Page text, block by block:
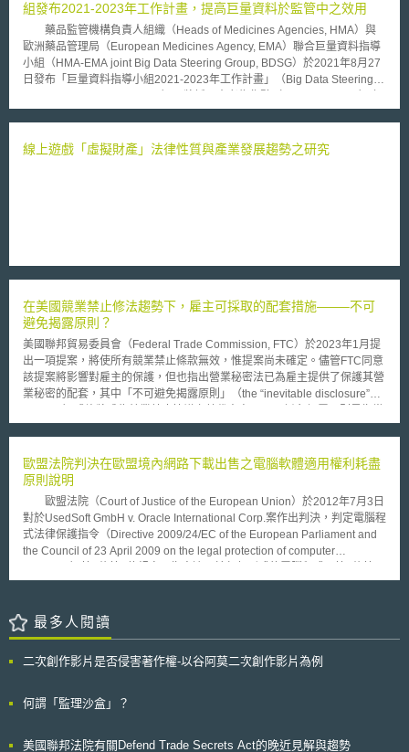
組發布2021-2023年工作計畫，提高巨量資料於監管中之效用
藥品監管機構負責人組織（Heads of Medicines Agencies, HMA）與
歐洲藥品管理局（European Medicines Agency, EMA）聯合巨量資料指導
小組（HMA-EMA joint Big Data Steering Group, BDSG）於2021年8月27
日發布「巨量資料指導小組2021-2023年工作計畫」（Big Data Steering
方法，將巨量資料整合至公衛、藥物開發與監管方法中，以提高巨量資料於
Analysis and Real World Interrogation Network, DARWIN EU）作為將真
「真實世界資料來源選擇標準」（criteria for the selection of RWD
guide）、「歐盟真實世界資料公用目錄」（public catalogue of European
RWD）等規範。 此外，工作計畫將於2021年底舉辦「學習計劃」
（learnings initiative）研討會，討論包括EMA人用藥品委員會
（Committee for Medicinal Products for Human Use, CHMP）對於真實世
界證據於藥品上市許可申請（Marketing Authorization Application,
MAA）、適應症擴張（extensions of indications）之審查，以及過去真實
世界資料分析試點於委員會之決策等議題，以利後續指引之修正。 最
後，工作計畫預計於2021年底完成「健康照護資料二次使用之資料保護問
context of secondary use of healthcare data），以指導利益相關者與促進
公共衛生研究，並發布由歐盟監管網路（EU Regulatory Network）同意之
線上遊戲「虛擬財產」法律性質與產業發展趨勢之研究
在美國競業禁止修法趨勢下，雇主可採取的配套措施——–不可
避免揭露原則？
美國聯邦貿易委員會（Federal Trade Commission, FTC）於2023年1月提
出一項提案，將使所有競業禁止條款無效，惟提案尚未確定。儘管FTC同意
該提案將影響對雇主的保護，但也指出營業秘密法已為雇主提供了保護其營
業秘密的配套，其中「不可避免揭露原則」（the “inevitable disclosure”
公司認為前僱員於新公司任職，將不可避免地使用前公司之營業秘密時，可
定是否基於不當使用營業秘密之「威脅」而授予禁制令救濟，包括： 1.前後
雇主是否為提供相同或非常相似服務的直接競爭對手； 2.前僱員的新職位是
否與原職位雷同，以至於無法合理地期待該僱員在不利用其前雇主之營業秘
密的情況下，能履行其新的工作職責； 3.所涉及的營業秘密對於前後雇主是
否都具有相當之價值。 雖然部份州法院指出根據其州法，得適用不可避免
揭露原則，但各界對於雇主能否向聯邦法院根據《保護營業秘密法》
（Defend Trade Secrets Act, DTSA）援引該原則仍未達成共識。儘管如
上所述，不可避免揭露原則可以防止前僱員不當使用其營業秘密的威脅，但
由於聯邦法院對於能否援引該原則的標準仍不明確，僅指出不可避免揭露原
則將使雇主面臨較高的舉證要求，故其是否能成為競業禁止協議的替代方
歐盟法院判決在歐盟境內網路下載出售之電腦軟體適用權利耗盡
原則說明
歐盟法院（Court of Justice of the European Union）於2012年7月3日
對於UsedSoft GmbH v. Oracle International Corp.案作出判決，判定電腦程
式法律保護指令（Directive 2009/24/EC of the European Parliament and
the Council of 23 April 2009 on the legal protection of computer
款進一步說明，指令對於電腦程式的保護不區分實體載具（例如CD或
售原則（first sale doctrine）的適用。授權人的權利在第一次出售軟體並換
以價金時即耗盡，權利轉移至被授權人。因此，在歐盟境內網路下載購買無
內不受授權條款中「權利不可移轉」等文字的限制。不過，被授權人再出售
（product keys）的保護技術管理其權利。
最多人閱讀
二次創作影片是否侵害著作權-以谷阿莫二次創作影片為例
何謂「監理沙盒」？
美國聯邦法院有關Defend Trade Secrets Act的晚近見解與趨勢